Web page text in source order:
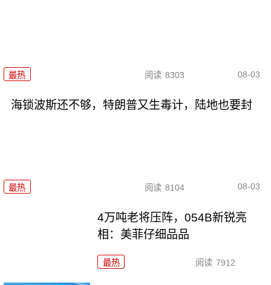
最热 阅读 8303 08-03
海锁波斯还不够，特朗普又生毒计，陆地也要封
最热 阅读 8104 08-03
4万吨老将压阵，054B新锐亮
相：美菲仔细品品
最热 阅读 7912